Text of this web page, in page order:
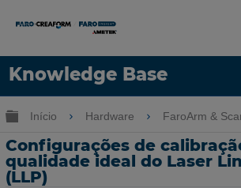
Knowledge Base
Idioma
Expandir/recolher hierarquia
Início Hardware FaroArm &
Configurações de
qualidade ideal do Laser
(LLP)